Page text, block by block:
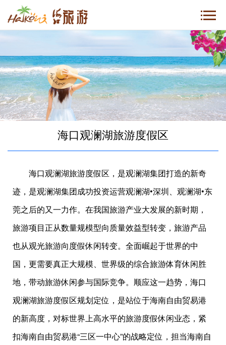
海口观澜湖旅游度假区
海口观澜湖旅游度假区，是观澜湖集团打造的新奇
迹，是观澜湖集团成功投资运营观澜湖•深圳、观澜湖•东
莞之后的又一力作。在我国旅游产业大发展的新时期，
旅游项目正从数量规模型向质量效益型转变，旅游产品
也从观光旅游向度假休闲转变。全面崛起于世界的中
国，更需要真正大规模、世界级的综合旅游体育休闲胜
地，带动旅游休闲参与国际竞争。顺应这一趋势，海口
观澜湖旅游度假区规划定位，是站位于海南自由贸易港
的新高度，对标世界上高水平的旅游度假休闲业态，紧
扣海南自由贸易港“三区一中心”的战略定位，担当海南自